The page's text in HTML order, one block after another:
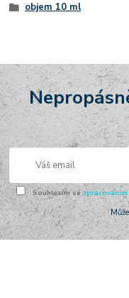
objem 10 ml
Souhlasím se